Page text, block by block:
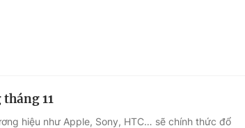
11
hiệu như Apple, Sony, HTC… sẽ chính thức đổ